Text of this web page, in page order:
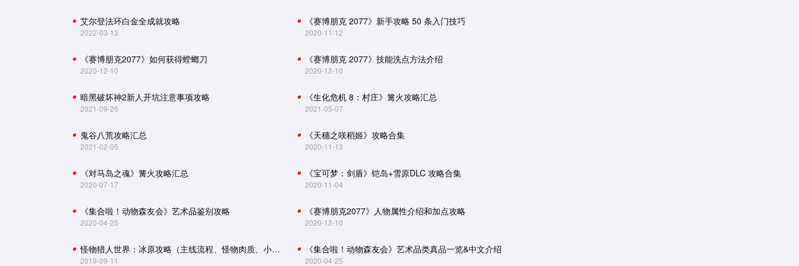
艾尔登法环白金全成就攻略
2022-03-13
《赛博朋克 2077》新手攻略 50 条入门技巧
2020-11-12
《赛博朋克2077》如何获得螳螂刀
2020-12-10
《赛博朋克 2077》技能洗点方法介绍
2020-12-10
暗黑破坏神2新人开坑注意事项攻略
2021-09-26
《生化危机 8：村庄》篝火攻略汇总
2021-05-07
鬼谷八荒攻略汇总
2021-02-05
《天穗之咲稻姬》攻略合集
2020-11-13
《对马岛之魂》篝火攻略汇总
2020-07-17
《宝可梦：剑盾》铠岛+雪原DLC 攻略合集
2020-11-04
《集合啦！动物森友会》艺术品鉴别攻略
2020-04-25
《赛博朋克2077》人物属性介绍和加点攻略
2020-12-10
怪物猎人世界：冰原攻略（主线流程、怪物肉质、小技巧）
2019-09-11
《集合啦！动物森友会》艺术品类真品一览&中文介绍
2020-04-25